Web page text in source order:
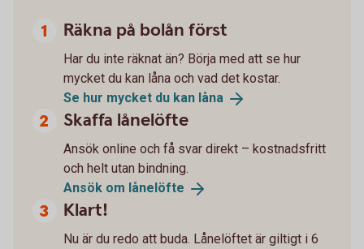
Räkna på bolån först
Har du inte räknat än? Börja med att se hur
mycket du kan låna och vad det kostar.
Se hur mycket du kan låna
Skaffa lånelöfte
Ansök online och få svar direkt – kostnadsfritt
och helt utan bindning.
Ansök om lånelöfte
Klart!
Nu är du redo att buda. Lånelöftet är giltigt i 6